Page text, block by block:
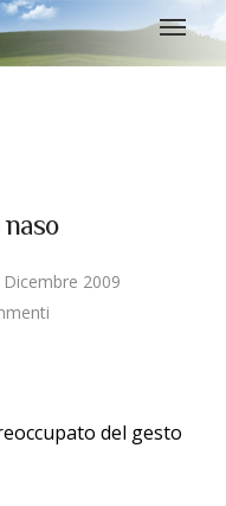
Dicembre 2009
del gesto